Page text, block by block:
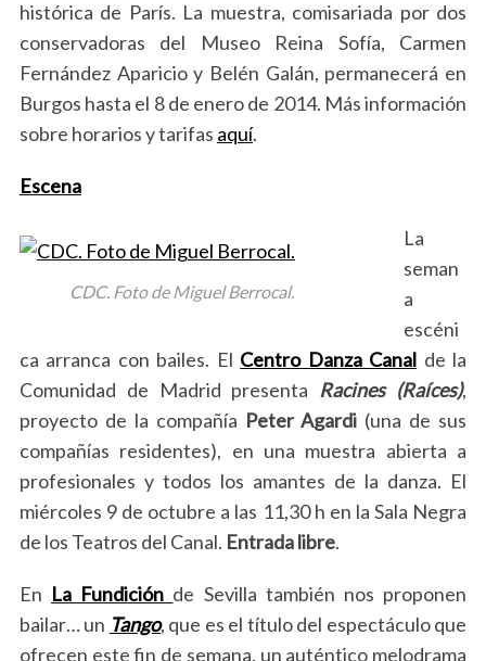
histórica de París. La muestra, comisariada por dos
conservadoras del Museo Reina Sofía, Carmen
Fernández Aparicio y Belén Galán, permanecerá en
Burgos hasta el 8 de enero de 2014. Más información
sobre horarios y tarifas aquí.
Escena
CDC. Foto de Miguel Berrocal.
La
seman
a
escéni
ca arranca con bailes. El Centro Danza Canal de la
Comunidad de Madrid presenta Racines (Raíces),
proyecto de la compañía Peter Agardi (una de sus
compañías residentes), en una muestra abierta a
profesionales y todos los amantes de la danza. El
miércoles 9 de octubre a las 11,30 h en la Sala Negra
de los Teatros del Canal. Entrada libre.
En La Fundición de Sevilla también nos proponen
bailar… un Tango, que es el título del espectáculo que
ofrecen este fin de semana, un auténtico melodrama